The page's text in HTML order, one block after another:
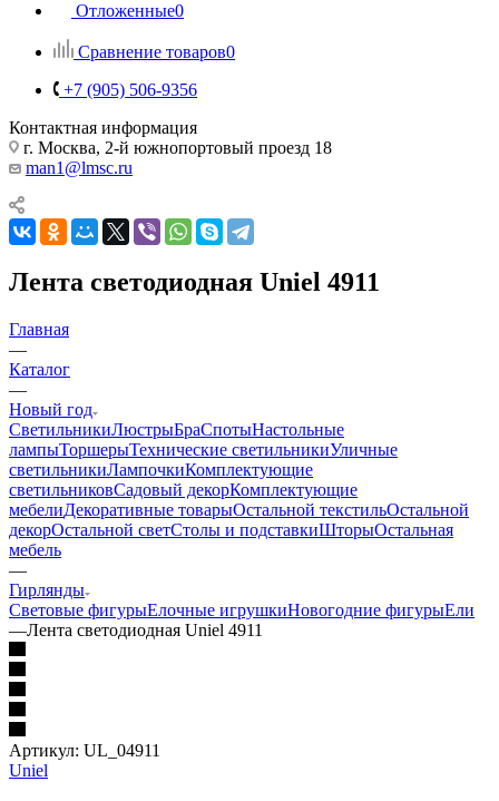
Отложенные0
Сравнение товаров0
+7 (905) 506-9356
Контактная информация
г. Москва, 2-й южнопортовый проезд 18
man1@lmsc.ru
Лента светодиодная Uniel 4911
Главная
—
Каталог
—
Новый год
СветильникиЛюстрыБраСпотыНастольные
лампыТоршерыТехнические светильникиУличные
светильникиЛампочкиКомплектующие
светильниковСадовый декорКомплектующие
мебелиДекоративные товарыОстальной текстильОстальной
декорОстальной светСтолы и подставкиШторыОстальная
мебель
—
Гирлянды
Световые фигурыЕлочные игрушкиНовогодние фигурыЕли
—Лента светодиодная Uniel 4911
Артикул: UL_04911
Uniel